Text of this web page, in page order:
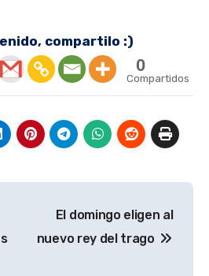
compartilo :)
0
Compartidos
El domingo eligen al
nuevo rey del trago